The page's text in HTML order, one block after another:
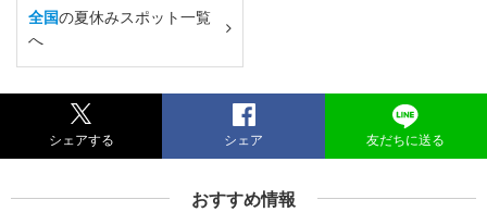
全国の夏休みスポット一覧
へ
シェアする シェア 友だちに送る
おすすめ情報